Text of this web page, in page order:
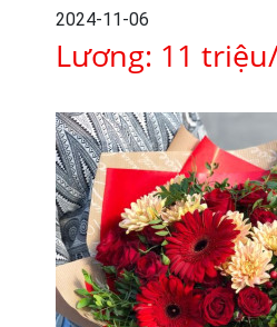
2024-11-06
Lương: 11